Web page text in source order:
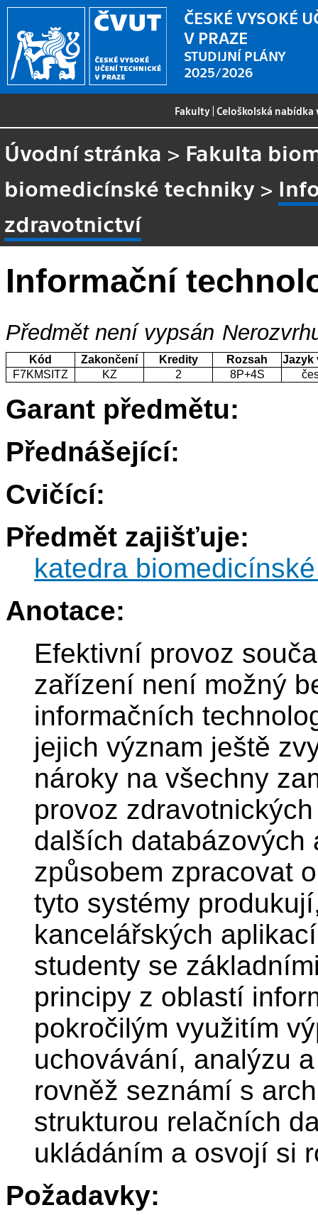
ČESKÉ VYSOKÉ
V PRAZE
STUDIJNÍ PLÁNY
2025/2026
Fakulty |Celoškolská
Úvodní stránka > Fakulta
biomedicínské techniky >
zdravotnictví
Informační
Předmět není vypsán
Kód Zakončení Kredity Rozsah
Jazyk
F7KMSITZ
KZ 2 8P+4S
Garant předmětu:
Přednášející:
Cvičící:
Předmět zajišťuje:
katedra
Anotace:
Efektivní provoz
zařízení není možný
informačních
jejich význam ještě
nároky na všechny
provoz
dalších databázových
způsobem zpracovat
tyto systémy
kancelářských
studenty se
principy z oblastí
pokročilým využitím
uchovávání, analýzu
rovněž seznámí s
strukturou relačních
ukládáním a osvojí si
Požadavky: